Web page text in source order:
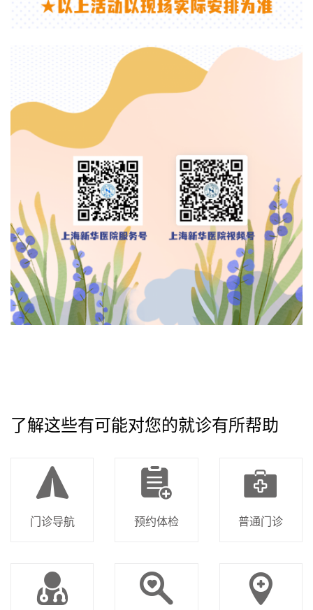
了解这些有可能对您的就诊有所帮助
门诊导航 预约体检 普通门诊